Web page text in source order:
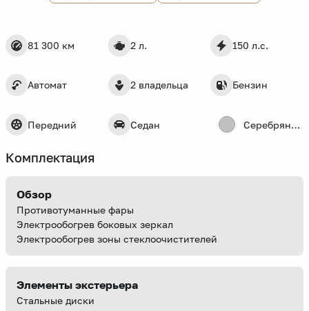
81 300 км 2 л. 150 л.с.
Автомат 2 владельца Бензин
Передний Седан Серебряный
Комплектация
Обзор
Противотуманные фары
Электрообогрев боковых зеркал
Электрообогрев зоны стеклоочистителей
Элементы экстерьера
Стальные диски